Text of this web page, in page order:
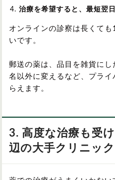
治療を希望すると、最短翌
オンラインの診察は長くて
いです。
郵送の薬は、品目を雑貨に
名以外に変えるなど、プラ
らえます。
3. 高度な治療も受
辺の大手クリニック